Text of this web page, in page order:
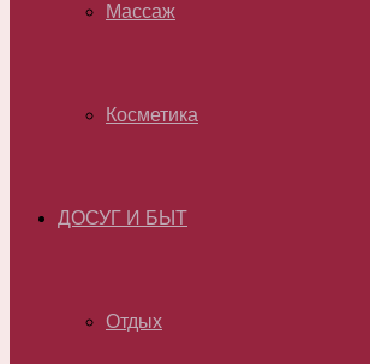
Массаж
Косметика
ДОСУГ И БЫТ
Отдых